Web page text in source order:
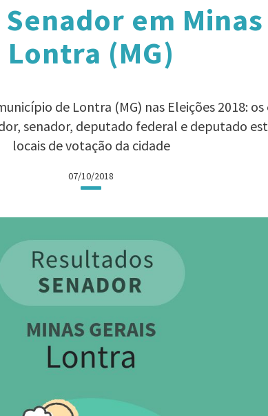
em
Lontra (MG)
de Lontra (MG) nas Eleições 2018:
senador, deputado federal e deputado
locais de votação da cidade
07/10/2018